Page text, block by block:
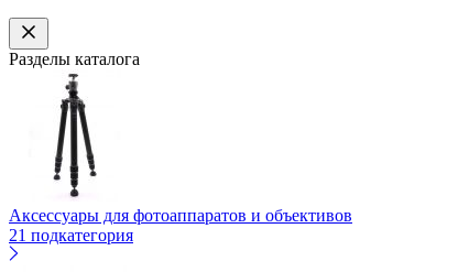
Разделы каталога
Аксессуары для фотоаппаратов и объективов
21 подкатегория